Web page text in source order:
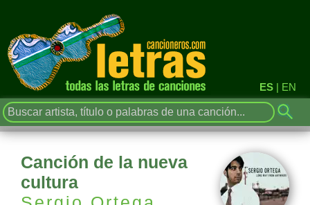
ES | EN
Canción de la nueva
cultura